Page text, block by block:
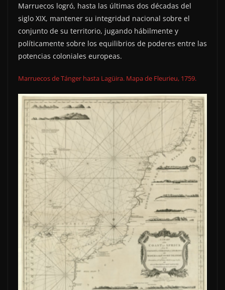
Marruecos logró, hasta las últimas dos décadas del
siglo XIX, mantener su integridad nacional sobre el
conjunto de su territorio, jugando hábilmente y
políticamente sobre los equilibrios de poderes entre las
potencias coloniales europeas.
Marruecos de Tánger hasta Lagüira. Mapa de Fleurieu, 1759.